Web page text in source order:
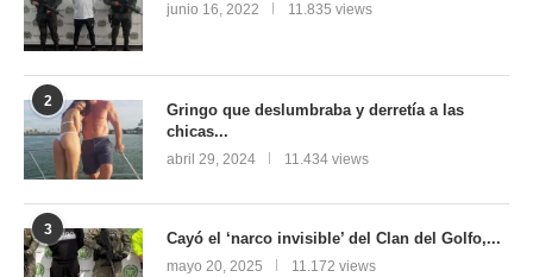
junio 16, 2022 11.835 views
2
Gringo que deslumbraba y derretía a las
chicas...
abril 29, 2024 11.434 views
3 Cayó el ‘narco invisible’ del Clan del Golfo,...
mayo 20, 2025 11.172 views